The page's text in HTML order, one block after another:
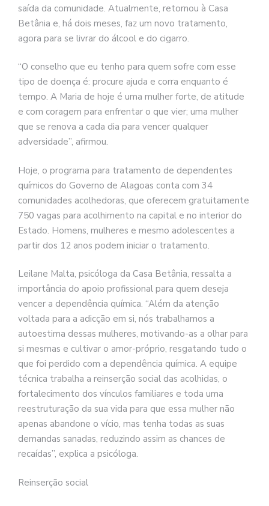
saída da comunidade. Atualmente, retornou à Casa
Betânia e, há dois meses, faz um novo tratamento,
agora para se livrar do álcool e do cigarro.
“O conselho que eu tenho para quem sofre com esse
tipo de doença é: procure ajuda e corra enquanto é
tempo. A Maria de hoje é uma mulher forte, de atitude
e com coragem para enfrentar o que vier; uma mulher
que se renova a cada dia para vencer qualquer
adversidade”, afirmou.
Hoje, o programa para tratamento de dependentes
químicos do Governo de Alagoas conta com 34
comunidades acolhedoras, que oferecem gratuitamente
750 vagas para acolhimento na capital e no interior do
Estado. Homens, mulheres e mesmo adolescentes a
partir dos 12 anos podem iniciar o tratamento.
Leilane Malta, psicóloga da Casa Betânia, ressalta a
importância do apoio profissional para quem deseja
vencer a dependência química. “Além da atenção
voltada para a adicção em si, nós trabalhamos a
autoestima dessas mulheres, motivando-as a olhar para
si mesmas e cultivar o amor-próprio, resgatando tudo o
que foi perdido com a dependência química. A equipe
técnica trabalha a reinserção social das acolhidas, o
fortalecimento dos vínculos familiares e toda uma
reestruturação da sua vida para que essa mulher não
apenas abandone o vício, mas tenha todas as suas
demandas sanadas, reduzindo assim as chances de
recaídas”, explica a psicóloga.
Reinserção social